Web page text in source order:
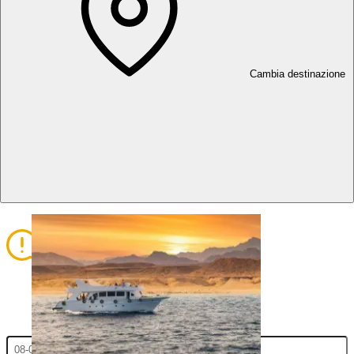
Cambia destinazione
2
Inserisci le date di check-in/out e clicca su Applica per visualizzare il
listino prezzi.
Check-In